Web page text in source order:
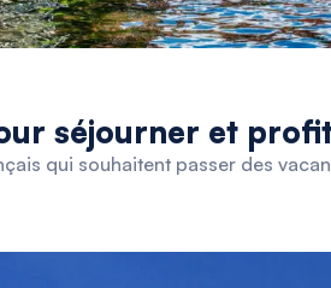
séjourner et
qui souhaitent passer des